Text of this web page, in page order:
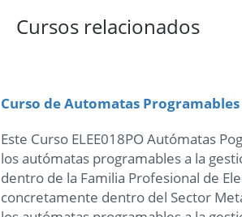
Cursos relacionados
Curso de Automatas Programables
Este Curso ELEE018PO Autómatas
los autómatas programables a la
dentro de la Familia Profesional de
concretamente dentro del Sector